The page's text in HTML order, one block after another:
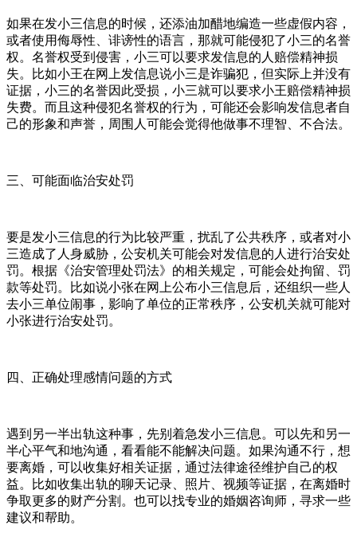
如果在发小三信息的时候，还添油加醋地编造一些虚假内容，
或者使用侮辱性、诽谤性的语言，那就可能侵犯了小三的名誉
权。名誉权受到侵害，小三可以要求发信息的人赔偿精神损
失。比如小王在网上发信息说小三是诈骗犯，但实际上并没有
证据，小三的名誉因此受损，小三就可以要求小王赔偿精神损
失费。而且这种侵犯名誉权的行为，可能还会影响发信息者自
己的形象和声誉，周围人可能会觉得他做事不理智、不合法。
三、可能面临治安处罚
要是发小三信息的行为比较严重，扰乱了公共秩序，或者对小
三造成了人身威胁，公安机关可能会对发信息的人进行治安处
罚。根据《治安管理处罚法》的相关规定，可能会处拘留、罚
款等处罚。比如说小张在网上公布小三信息后，还组织一些人
去小三单位闹事，影响了单位的正常秩序，公安机关就可能对
小张进行治安处罚。
四、正确处理感情问题的方式
遇到另一半出轨这种事，先别着急发小三信息。可以先和另一
半心平气和地沟通，看看能不能解决问题。如果沟通不行，想
要离婚，可以收集好相关证据，通过法律途径维护自己的权
益。比如收集出轨的聊天记录、照片、视频等证据，在离婚时
争取更多的财产分割。也可以找专业的婚姻咨询师，寻求一些
建议和帮助。